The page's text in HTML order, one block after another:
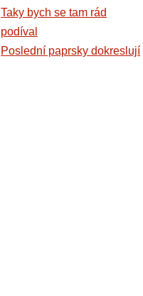
Taky bych se tam rád
podíval
Poslední paprsky dokreslují